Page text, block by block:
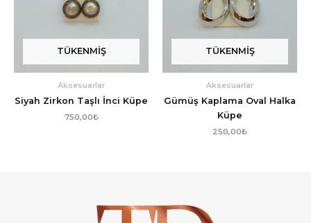
TÜKENMIŞ
Aksesuarlar
Siyah Zirkon Taşlı İnci Küpe
750,00₺
TÜKENMIŞ
Aksesuarlar
Gümüş Kaplama Oval Halka
Küpe
250,00₺